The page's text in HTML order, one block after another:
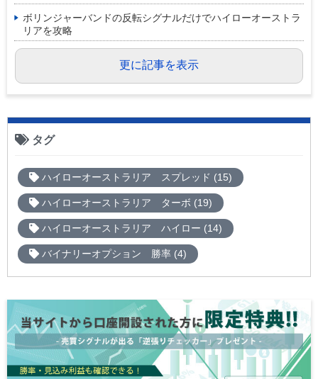
ボリンジャーバンドの反転シグナルだけでハイローオーストラ
リアを攻略
更に記事を表示
タグ
ハイローオーストラリア スプレッド (15)
ハイローオーストラリア ターボ (19)
ハイローオーストラリア ハイロー (14)
バイナリーオプション 勝率 (4)